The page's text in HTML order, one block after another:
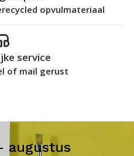
opvulmateriaal
service
of mail gerust
augustus